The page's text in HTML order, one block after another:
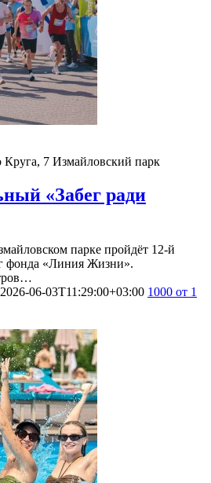
Круга, 7 Измайловский парк
«Забег ради
парке пройдёт 12-й
фонда «Линия Жизни».
2026-06-03T11:29:00+03:00 1000 от 1